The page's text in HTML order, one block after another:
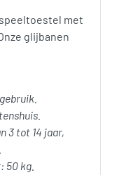
met
glijbanen
3 tot 14 jaar,
50 kg.